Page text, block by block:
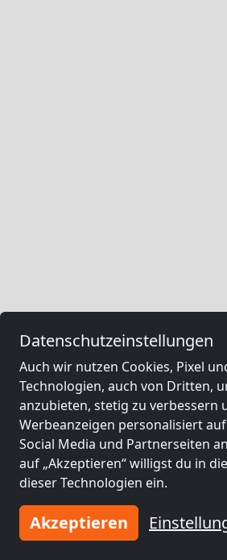
Datenschutzeinstellungen
Auch wir nutzen Cookies, Pixel
Technologien, auch von Dritten,
anzubieten, stetig zu verbessern
Werbeanzeigen personalisiert
Social Media und Partnerseiten
auf „Akzeptieren“ willigst du in
dieser Technologien ein.
Akzeptieren